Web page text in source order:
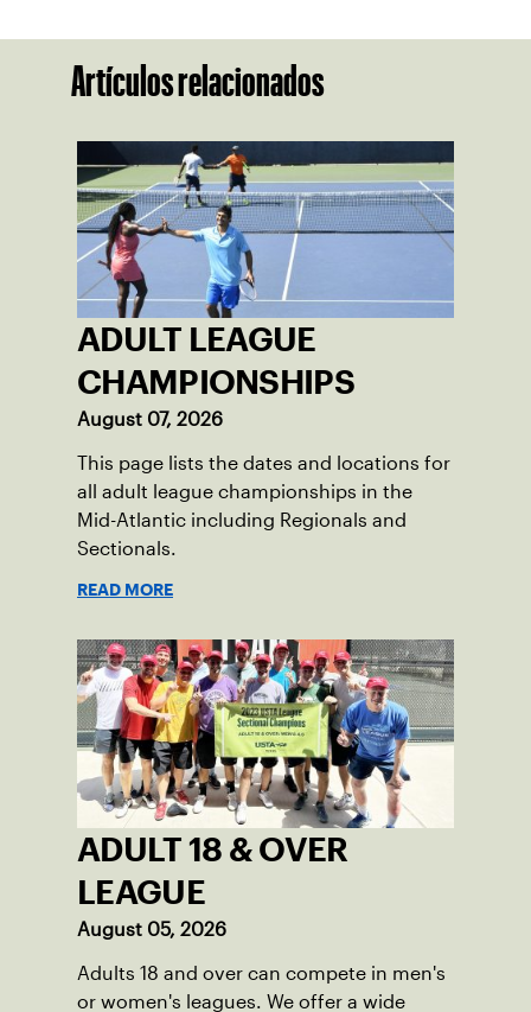
Artículos relacionados
ADULT LEAGUE
CHAMPIONSHIPS
August 07, 2026
This page lists the dates and locations for
all adult league championships in the
Mid-Atlantic including Regionals and
Sectionals.
READ MORE
ADULT 18 & OVER
LEAGUE
August 05, 2026
Adults 18 and over can compete in men's
or women's leagues. We offer a wide